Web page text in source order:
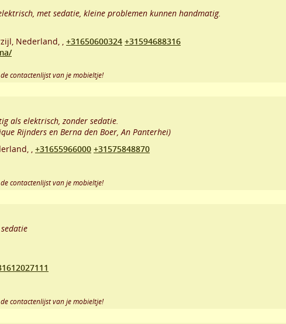
met sedatie, kleine problemen kunnen handmatig.
Nederland, +31650600324 +31594688316
contactenlijst van je mobieltje!
als elektrisch, zonder sedatie.
Rijnders en Berna den Boer, An Panterhei)
+31655966000 +31575848870
contactenlijst van je mobieltje!
contactenlijst van je mobieltje!